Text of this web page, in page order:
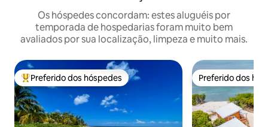
Os hóspedes concordam: estes aluguéis por
temporada de hospedarias foram muito bem
avaliados por sua localização, limpeza e muito mais.
Entre os melhores preferidos dos hóspedes
Preferido dos hóspedes Preferido dos
Preferido dos